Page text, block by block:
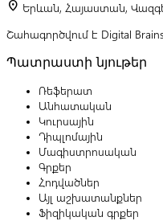
location_on Երևան, Հայաստան,
Շահագործվում է Digital
Պատրաստի նյութեր
Ռեֆերատ
Անհատական
Կուրսային
Դիպլոմային
Մագիստրոսական
Գրքեր
Հոդվածներ
Այլ աշխատանքներ
Ֆիզիկական գրքեր